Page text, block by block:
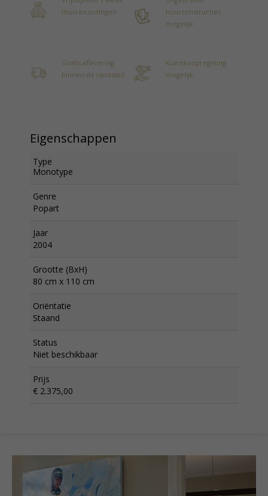
thuis bezichtigen
huurconstructies
mogelijk
Gratis aflevering
binnen de randstad
Kunstkoopregeling
mogelijk
Eigenschappen
Type
Monotype
Genre
Popart
Jaar
2004
Grootte (BxH)
80 cm x 110 cm
Oriëntatie
Staand
Status
Niet beschikbaar
Prijs
€ 2.375,00